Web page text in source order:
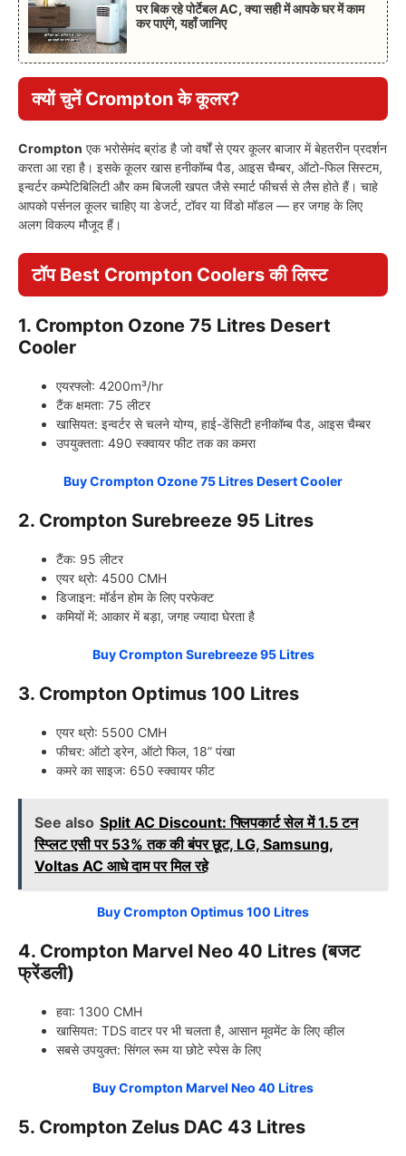
पर बिक रहे पोर्टेबल AC, क्या सही में आपके घर में काम
कर पाएंगे, यहाँ जानिए
क्यों चुनें Crompton के कूलर?
Crompton एक भरोसेमंद ब्रांड है जो वर्षों से एयर कूलर बाजार में बेहतरीन प्रदर्शन
करता आ रहा है। इसके कूलर खास हनीकॉम्ब पैड, आइस चैम्बर, ऑटो-फिल सिस्टम,
इन्वर्टर कम्पेटिबिलिटी और कम बिजली खपत जैसे स्मार्ट फीचर्स से लैस होते हैं। चाहे
आपको पर्सनल कूलर चाहिए या डेजर्ट, टॉवर या विंडो मॉडल — हर जगह के लिए
अलग विकल्प मौजूद हैं।
टॉप Best Crompton Coolers की लिस्ट
1. Crompton Ozone 75 Litres Desert
Cooler
एयरफ्लो: 4200m³/hr
टैंक क्षमता: 75 लीटर
खासियत: इन्वर्टर से चलने योग्य, हाई-डेंसिटी हनीकॉम्ब पैड, आइस चैम्बर
उपयुक्तता: 490 स्क्वायर फीट तक का कमरा
Buy Crompton Ozone 75 Litres Desert Cooler
2. Crompton Surebreeze 95 Litres
टैंक: 95 लीटर
एयर थ्रो: 4500 CMH
डिजाइन: मॉर्डन होम के लिए परफेक्ट
कमियों में: आकार में बड़ा, जगह ज्यादा घेरता है
Buy Crompton Surebreeze 95 Litres
3. Crompton Optimus 100 Litres
एयर थ्रो: 5500 CMH
फीचर: ऑटो ड्रेन, ऑटो फिल, 18” पंखा
कमरे का साइज: 650 स्क्वायर फीट
See also Split AC Discount: फ्लिपकार्ट सेल में 1.5 टन
स्प्लिट एसी पर 53% तक की बंपर छूट, LG, Samsung,
Voltas AC आधे दाम पर मिल रहे
Buy Crompton Optimus 100 Litres
4. Crompton Marvel Neo 40 Litres (बजट
फ्रेंडली)
हवा: 1300 CMH
खासियत: TDS वाटर पर भी चलता है, आसान मूवमेंट के लिए व्हील
सबसे उपयुक्त: सिंगल रूम या छोटे स्पेस के लिए
Buy Crompton Marvel Neo 40 Litres
5. Crompton Zelus DAC 43 Litres